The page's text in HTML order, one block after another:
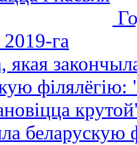
2019-га
беларускую